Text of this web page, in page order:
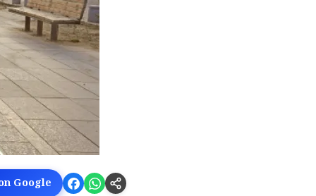
Google